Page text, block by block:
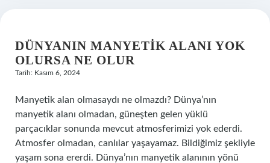
DÜNYANIN MANYETIK ALANI YOK
OLURSA NE OLUR
Tarih: Kasım 6, 2024
Manyetik alan olmasaydı ne olmazdı? Dünya’nın
manyetik alanı olmadan, güneşten gelen yüklü
parçacıklar sonunda mevcut atmosferimizi yok ederdi.
Atmosfer olmadan, canlılar yaşayamaz. Bildiğimiz şekliyle
yaşam sona ererdi. Dünya’nın manyetik alanının yönü